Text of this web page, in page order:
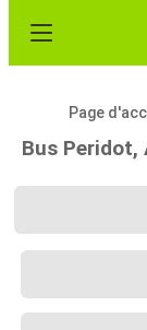
Page
Bus Peridot,